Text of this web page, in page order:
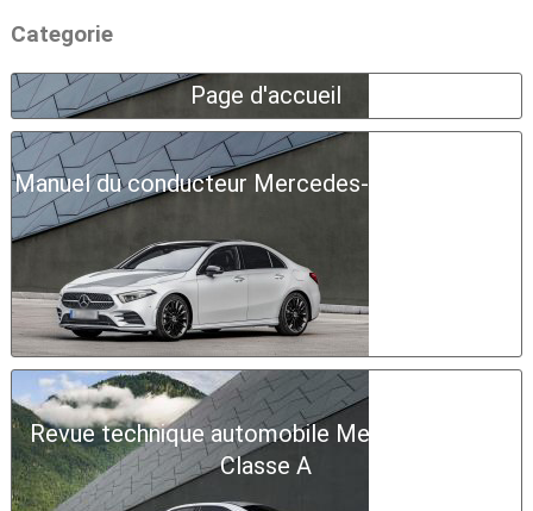
Categorie
Page d'accueil
Manuel du conducteur Mercedes-Benz Classe A
Revue technique automobile Mercedes-Benz
Classe A